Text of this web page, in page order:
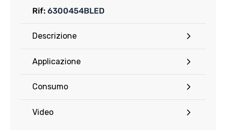
Rif: 6300454BLED
Descrizione
Applicazione
Consumo
Video